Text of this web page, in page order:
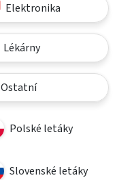
Elektronika
Lékárny
Ostatní
Polské letáky
Slovenské letáky